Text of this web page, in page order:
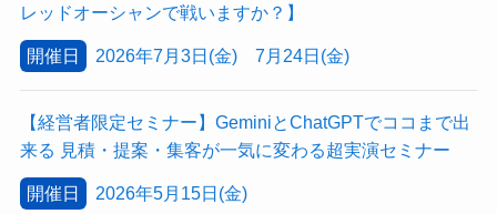
レッドオーシャンで戦いますか？】
開催日 2026年7月3日(金) 7月24日(金)
【経営者限定セミナー】GeminiとChatGPTでココまで出
来る 見積・提案・集客が一気に変わる超実演セミナー
開催日 2026年5月15日(金)